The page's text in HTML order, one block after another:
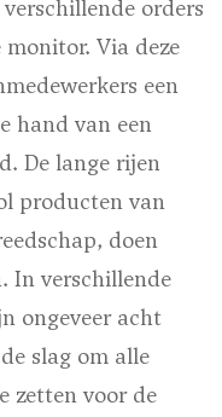
orders
Via deze
een
hand van een
De lange rijen
producten van
doen
In verschillende
ongeveer acht
slag om alle
zetten voor de